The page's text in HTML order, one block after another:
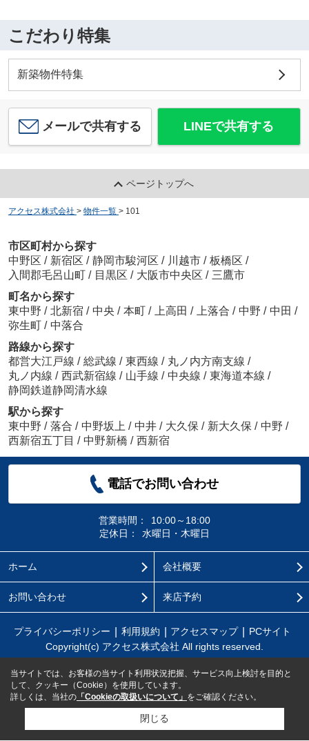
こだわり特集
新築物件特集
メールで共有する LINEで共有する
ページトップへ
アクセス株式会社 > 物件一覧 > 101
市区町村から探す
中野区 / 新宿区 / 静岡市駿河区 / 川越市 / 板橋区 /
入間郡毛呂山町 / 目黒区 / 大阪市中央区 / 三鷹市
町名から探す
東中野 / 北新宿 / 中央 / 本町 / 上高田 / 上落合 / 中野 / 中田 /
弥生町 / 中落合
路線から探す
都営大江戸線 / 総武線 / 東西線 / 丸ノ内方南支線 /
丸ノ内線 / 西武新宿線 / 山手線 / 中央線 / 東海道本線 /
静岡鉄道静岡清水線
駅から探す
東中野 / 落合 / 中野坂上 / 中井 / 大久保 / 新大久保 / 中野 /
西新宿五丁目 / 中野新橋 / 西新宿
電話でお問い合わせ
営業時間：
10:00～18:00
定休日：
水曜日・木曜日
ホーム 会社概要
お問い合わせ 来店予約
プライバシーポリシー 利用規約 アクセスマップ
PCサイト
Copyright(c) アクセス株式会社 All rights reserved.
当サイトでは、お客様の当サイト利用状況把握、サービス向上検討を目的と
して、クッキー（Cookie）を使用しています。
詳しくは、当社の 「Cookieの取扱いについて」 をご確認ください。
閉じる